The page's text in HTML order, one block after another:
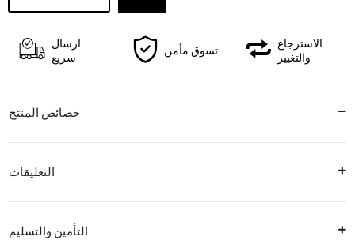
ارسال
سريع
تسوق مأمن
الاسترجاع
والتغيير
خصائص المنتج
التعليقات
التأمين والتسليم